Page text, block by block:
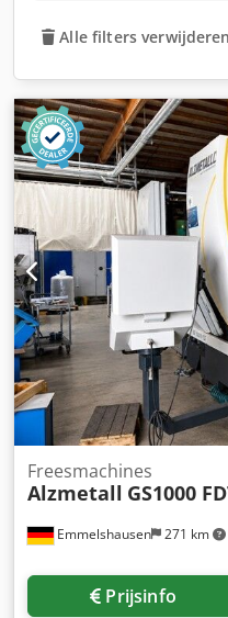
Alle filters verwijderen
Emmelshausen 271 km
Freesmachines
Alzmetall GS1000
Prijsinfo